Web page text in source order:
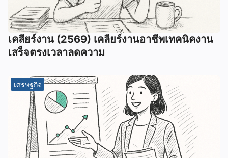
เคลียร์งาน (2569) เคลียร์งานอาชีพเทคนิคงาน
เสร็จตรงเวลาลดความ
เศรษฐกิจ